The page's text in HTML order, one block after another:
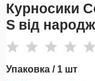
Курносики
S від
Упаковка / 1 шт